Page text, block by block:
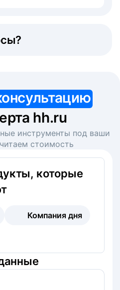
hh.ru
инструменты под ваши
стоимость
которые
Компания дня